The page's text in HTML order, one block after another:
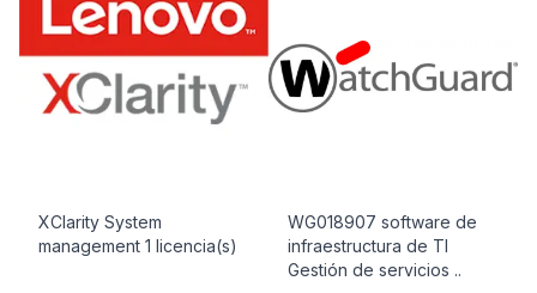
XClarity System
management 1 licencia(s)
WG018907 software de
infraestructura de TI
Gestión de servicios ..